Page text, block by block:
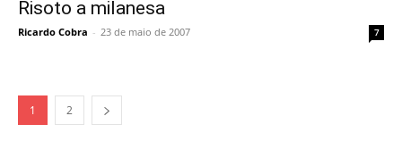
Risoto a milanesa
Ricardo Cobra - 23 de maio de 2007 7
1 2